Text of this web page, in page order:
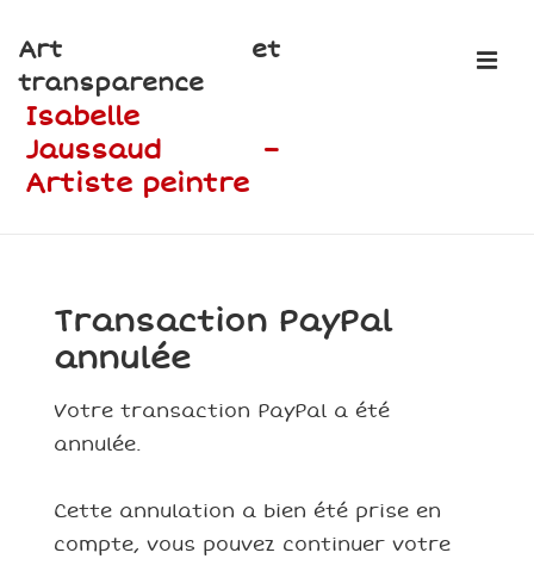
passer
au
contenu
principal
Art et
transparence
Isabelle
Jaussaud –
Artiste peintre
Transaction PayPal
annulée
Votre transaction PayPal a été
annulée.
Cette annulation a bien été prise en
compte, vous pouvez continuer votre